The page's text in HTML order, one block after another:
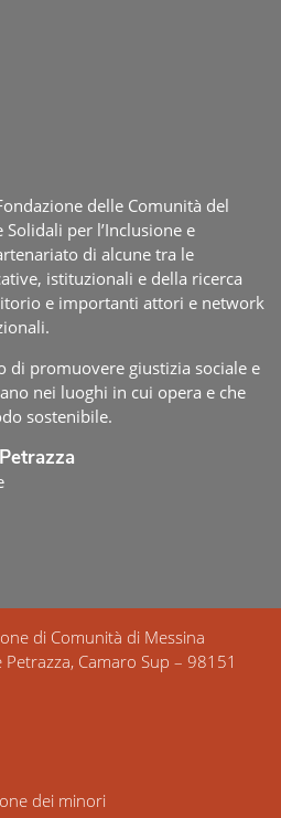
delle Comunità del
per l’Inclusione e
di alcune tra le
istituzionali e della ricerca
e importanti attori e network
di promuovere giustizia sociale e
nei luoghi in cui opera e che
sostenibile.
di Comunità di Messina
Camaro Sup – 98151
dei minori